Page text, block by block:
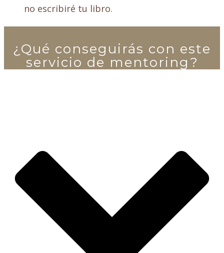
no escribiré tu libro.
¿ Qué conseguirás con este
servicio de mentoring?